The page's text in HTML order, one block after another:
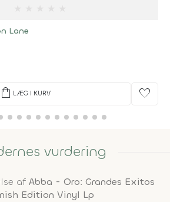
Lane
shopping_bag LÆG I KURV favorite
vurdering
af Abba - Oro: Grandes Exitos
Edition Vinyl Lp